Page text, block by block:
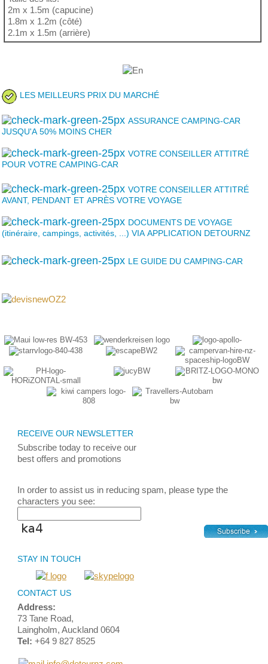
2m x 1.5m (capucine)
1.8m x 1.2m (côté)
2.1m x 1.5m (arrière)
LES MEILLEURS PRIX DU MARCHÉ
ASSURANCE CAMPING-CAR
JUSQU'A 50% MOINS CHER
VOTRE CONSEILLER ATTITRÉ
POUR VOTRE CAMPING-CAR
VOTRE CONSEILLER ATTITRÉ
AVANT, PENDANT ET APRÈS VOTRE VOYAGE
DOCUMENTS DE VOYAGE
(itinéraire, campings, activités, ...) VIA APPLICATION DETOURNZ
LE GUIDE DU CAMPING-CAR
RECEIVE OUR NEWSLETTER
Subscribe today to receive our
best offers and promotions
In order to assist us in reducing spam, please type the
characters you see:
STAY IN TOUCH
CONTACT US
Address:
73 Tane Road,
Laingholm, Auckland 0604
Tel: +64 9 827 8525